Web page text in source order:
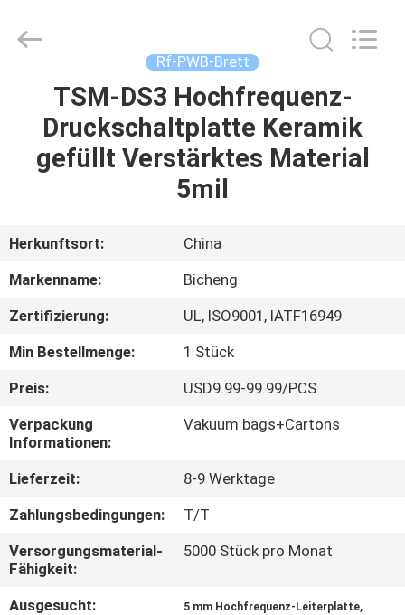
HAUSE
VIDEOS
UNS
WERKSBESICHTIGUNG
QUALITÄTSKONTROLLE
KONTAKT
UNS
Rf-PWB-Brett
TSM-DS3 Hochfrequenz-
Druckschaltplatte Keramik
gefüllt Verstärktes Material
5mil
Herkunftsort:
China
Markenname:
Bicheng
Zertifizierung:
UL, ISO9001, IATF16949
Min Bestellmenge:
1 Stück
Preis:
USD9.99-99.99/PCS
Verpackung
Informationen:
Vakuum bags+Cartons
Lieferzeit:
8-9 Werktage
Zahlungsbedingungen:
T/T
Versorgungsmaterial-
Fähigkeit:
5000 Stück pro Monat
Ausgesucht: 5 mm Hochfrequenz-Leiterplatte,